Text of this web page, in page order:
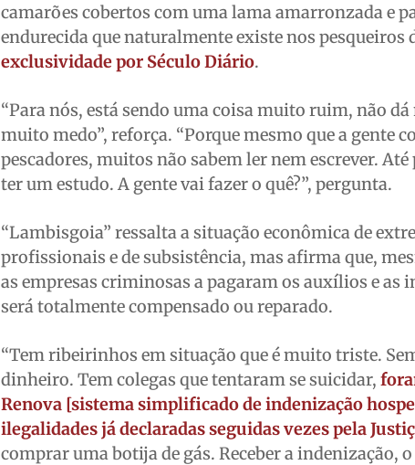
camarões cobertos com uma lama amarronzada e
endurecida que naturalmente existe nos pesqueiros
exclusividade por Século Diário.
“Para nós, está sendo uma coisa muito ruim, não
muito medo”, reforça. “Porque mesmo que a gente
pescadores, muitos não sabem ler nem escrever.
ter um estudo. A gente vai fazer o quê?”, pergunta.
“Lambisgoia” ressalta a situação econômica de
profissionais e de subsistência, mas afirma que,
as empresas criminosas a pagaram os auxílios e as
será totalmente compensado ou reparado.
“Tem ribeirinhos em situação que é muito triste.
dinheiro. Tem colegas que tentaram se suicidar,
Renova [sistema simplificado de indenização
ilegalidades já declaradas seguidas vezes pela
comprar uma botija de gás. Receber a indenização,